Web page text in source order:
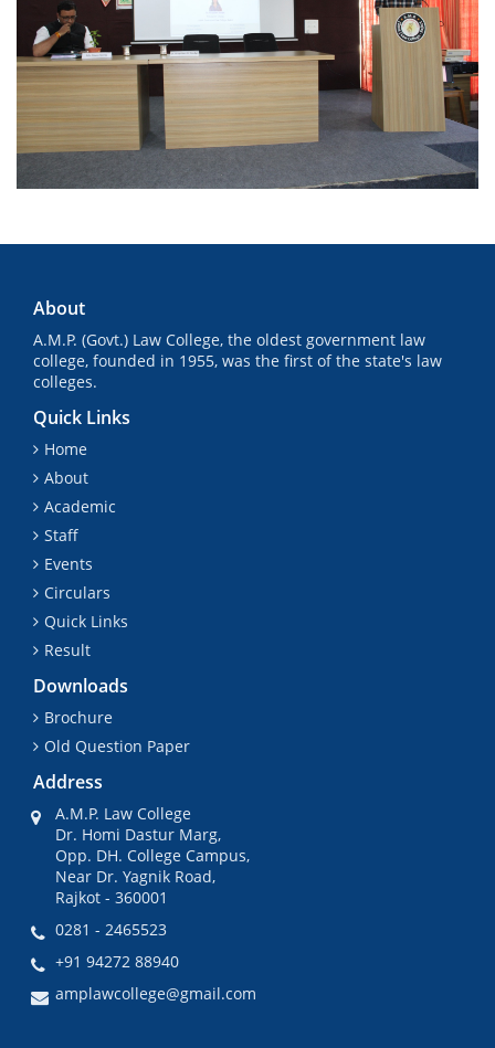
About
A.M.P. (Govt.) Law College, the oldest government law
college, founded in 1955, was the first of the state's law
colleges.
Quick Links
Home
About
Academic
Staff
Events
Circulars
Quick Links
Result
Downloads
Brochure
Old Question Paper
Address
A.M.P. Law College
Dr. Homi Dastur Marg,
Opp. DH. College Campus,
Near Dr. Yagnik Road,
Rajkot - 360001
0281 - 2465523
+91 94272 88940
amplawcollege@gmail.com